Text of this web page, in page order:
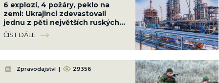
6 explozí, 4 požáry, peklo na
zemi: Ukrajinci zdevastovali
jednu z pěti největších ruských
rafinerií 700 km od hranic i lodě
FSB
ČÍST DÁLE
Zpravodajství | 29356